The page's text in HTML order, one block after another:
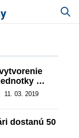
11. 03. 2019
dostanú 50